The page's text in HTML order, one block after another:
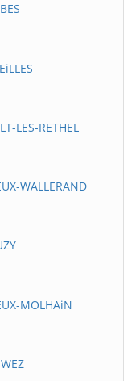
LES-RETHEL
WALLERAND
MOLHAiN